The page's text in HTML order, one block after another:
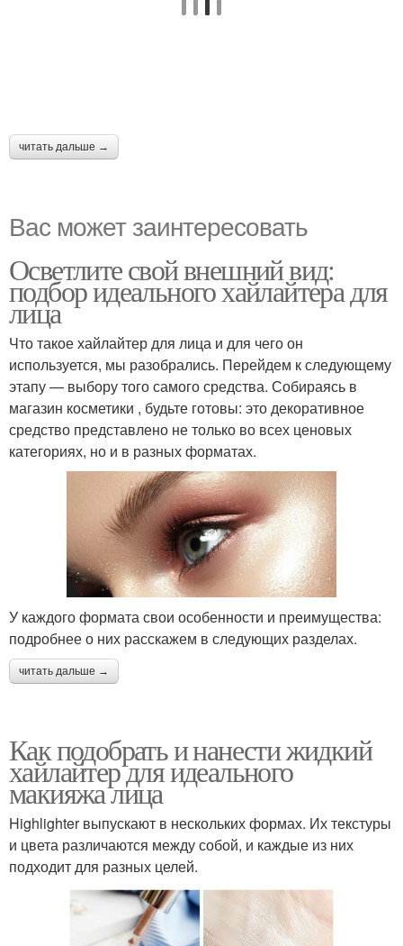
читать дальше →
Вас может заинтересовать
Осветлите свой внешний вид:
подбор идеального хайлайтера для
лица
Что такое хайлайтер для лица и для чего он
используется, мы разобрались. Перейдем к следующему
этапу — выбору того самого средства. Собираясь в
магазин косметики , будьте готовы: это декоративное
средство представлено не только во всех ценовых
категориях, но и в разных форматах.
У каждого формата свои особенности и преимущества:
подробнее о них расскажем в следующих разделах.
читать дальше →
Как подобрать и нанести жидкий
хайлайтер для идеального
макияжа лица
Highlighter выпускают в нескольких формах. Их текстуры
и цвета различаются между собой, и каждые из них
подходит для разных целей.